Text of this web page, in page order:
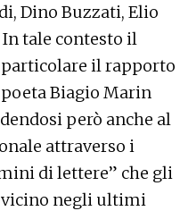
Dino Buzzati, Elio
tale contesto il
il rapporto
Biagio Marin
però anche al
attraverso i
di lettere” che gli
vicino negli ultimi